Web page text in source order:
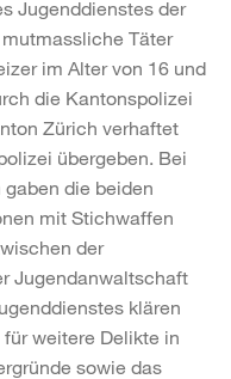
Jugenddienstes der
Täter
im Alter von 16 und
die Kantonspolizei
Zürich verhaftet
übergeben. Bei
die beiden
mit Stichwaffen
der
Jugendanwaltschaft
klären
weitere Delikte in
sowie das